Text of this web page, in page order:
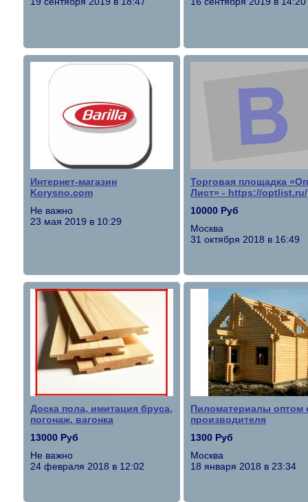
Интернет-магазин
Korysno.com
Не важно
23 мая 2019 в 10:29
Торговая площадка
Лист» - https://optlist.ru/
10000 Руб
Москва
31 октября 2018 в 16:49
Доска пола, имитация бруса,
погонаж, вагонка
13000 Руб
Не важно
24 февраля 2018 в 12:02
Пиломатериалы оптом
производителя
1300 Руб
Москва
18 января 2018 в 23:34